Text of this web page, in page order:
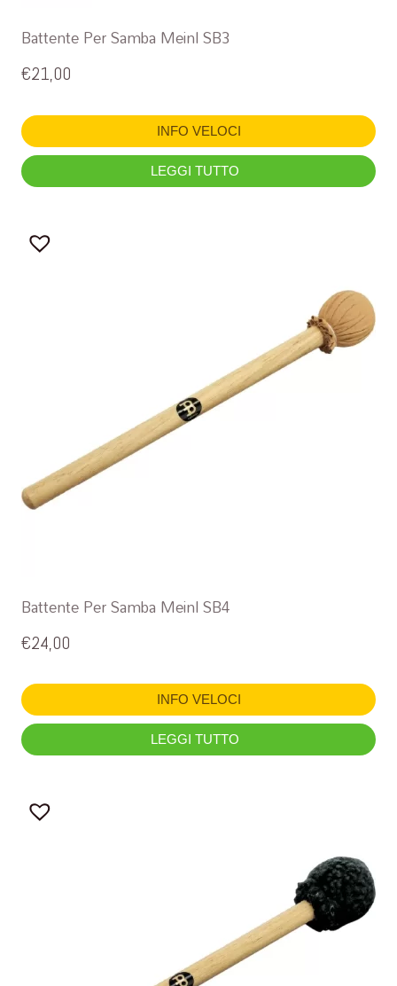
Battente Per Samba Meinl SB3
€21,00
INFO VELOCI
LEGGI TUTTO
Battente Per Samba Meinl SB4
€24,00
INFO VELOCI
LEGGI TUTTO